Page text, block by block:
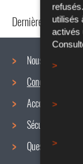
utilisés
activés
Dernière mise à
Menu
de
Nous connaître
Conditions de
Accords collectifs
Sécurité / Santé
Questions /